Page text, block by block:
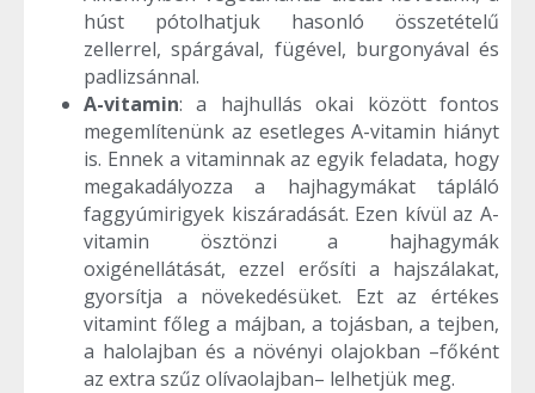
húst pótolhatjuk hasonló összetételű
zellerrel, spárgával, fügével, burgonyával és
padlizsánnal.
A-vitamin: a hajhullás okai között fontos
megemlítenünk az esetleges A-vitamin hiányt
is. Ennek a vitaminnak az egyik feladata, hogy
megakadályozza a hajhagymákat tápláló
faggyúmirigyek kiszáradását. Ezen kívül az A-
vitamin ösztönzi a hajhagymák
oxigénellátását, ezzel erősíti a hajszálakat,
gyorsítja a növekedésüket. Ezt az értékes
vitamint főleg a májban, a tojásban, a tejben,
a halolajban és a növényi olajokban –főként
az extra szűz olívaolajban– lelhetjük meg.